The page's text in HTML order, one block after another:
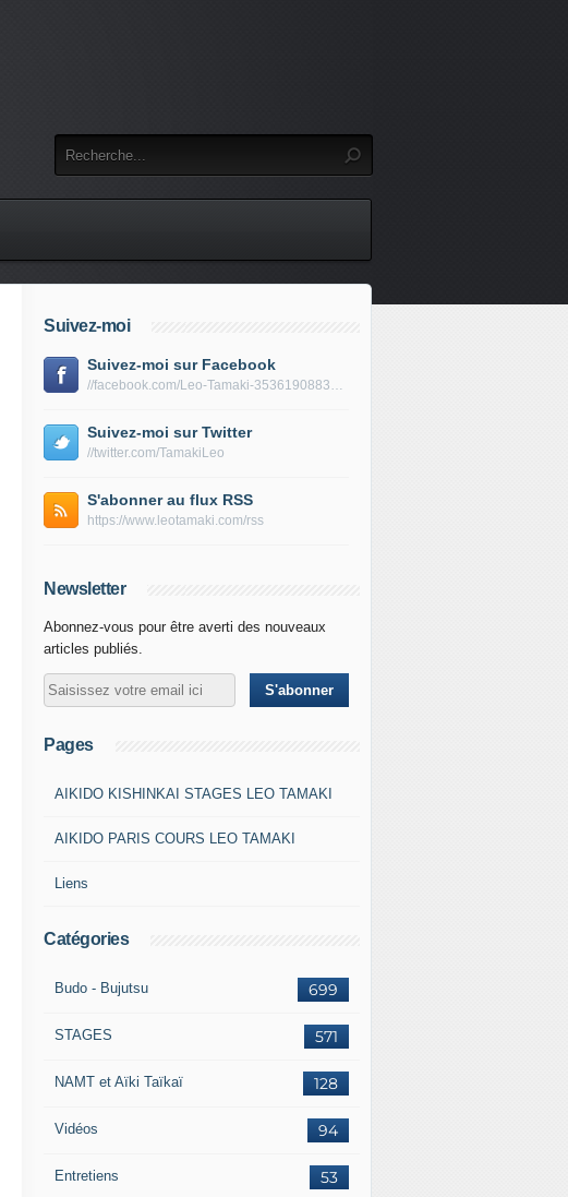
Suivez-moi
Suivez-moi sur Facebook
//facebook.com/Leo-Tamaki-353619088319688/
Suivez-moi sur Twitter
//twitter.com/TamakiLeo
S'abonner au flux RSS
https://www.leotamaki.com/rss
Newsletter
Abonnez-vous pour être averti des nouveaux
articles publiés.
Pages
AIKIDO KISHINKAI STAGES LEO TAMAKI
AIKIDO PARIS COURS LEO TAMAKI
Liens
Catégories
699
Budo - Bujutsu
571
STAGES
128
NAMT et Aïki Taïkaï
94
Vidéos
53
Entretiens